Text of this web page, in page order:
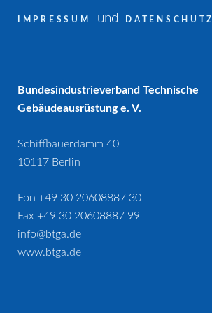
IMPRESSUM und DATENSCHUTZ
Bundesindustrieverband Technische
Gebäudeausrüstung e. V.
Schiffbauerdamm 40
10117 Berlin
Fon +49 30 20608887 30
Fax +49 30 20608887 99
info@btga.de
www.btga.de